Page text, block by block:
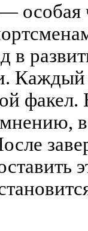
особая
в
факел.
в